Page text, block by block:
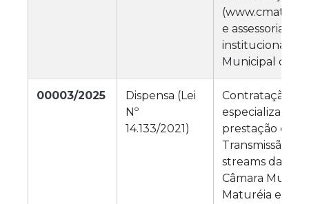
e assessoria em
institucionais
Municipal de
00003/2025
Dispensa (Lei
Nº
14.133/2021)
Contratação
especializada
prestação de
Transmissão ao
streams das
Câmara
Maturéia e